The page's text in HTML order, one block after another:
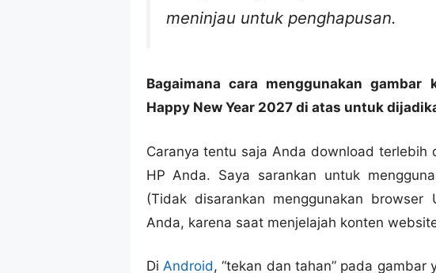
meninjau untuk penghapusan.
Bagaimana cara menggunakan
Happy New Year 2027 di atas untuk
Caranya tentu saja Anda download terlebih
HP Anda. Saya sarankan untuk
(Tidak disarankan menggunakan
Anda, karena saat menjelajah konten
Di Android, “tekan dan tahan” pada gambar